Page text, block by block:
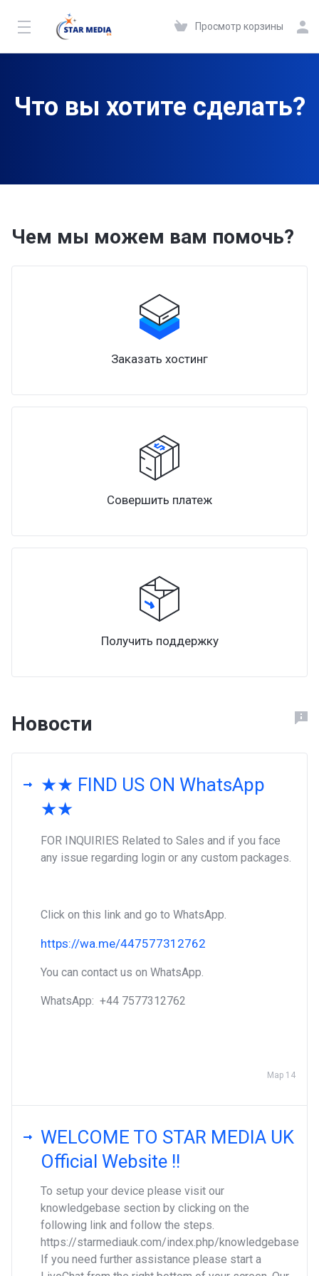
Просмотр корзины
Что вы хотите сделать?
Чем мы можем вам помочь?
Заказать хостинг
Совершить платеж
Получить поддержку
Новости
★★ FIND US ON WhatsApp
★★
FOR INQUIRIES Related to Sales and if you face
any issue regarding login or any custom packages.
Click on this link and go to WhatsApp.
https://wa.me/447577312762
You can contact us on WhatsApp.
WhatsApp: ‪+44 7577312762
Мар 14
WELCOME TO STAR MEDIA UK
Official Website !!
To setup your device please visit our
knowledgebase section by clicking on the
following link and follow the steps.
https://starmediauk.com/index.php/knowledgebase
If you need further assistance please start a